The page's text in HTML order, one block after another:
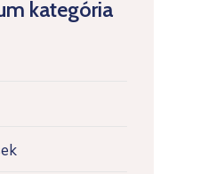
kategória